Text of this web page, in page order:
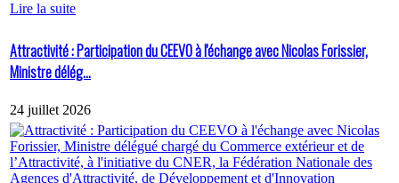
Lire la suite
Attractivité : Participation du CEEVO à l'échange avec Nicolas Forissier,
Ministre délég...
24 juillet 2026